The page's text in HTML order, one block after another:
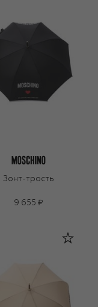
Зонт-трость
9 655 ₽